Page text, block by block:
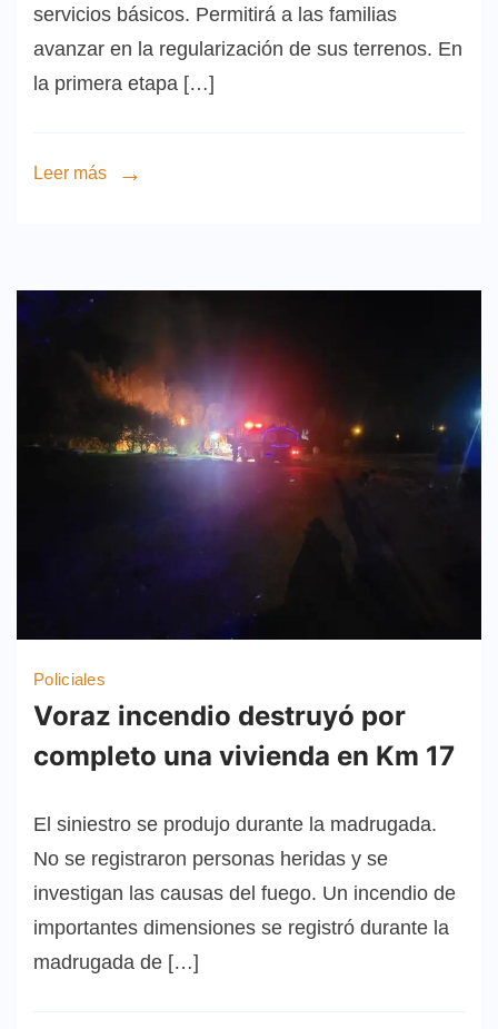
servicios básicos. Permitirá a las familias
avanzar en la regularización de sus terrenos. En
la primera etapa […]
Leer más
Policiales
Voraz incendio destruyó por
completo una vivienda en Km 17
El siniestro se produjo durante la madrugada.
No se registraron personas heridas y se
investigan las causas del fuego. Un incendio de
importantes dimensiones se registró durante la
madrugada de […]